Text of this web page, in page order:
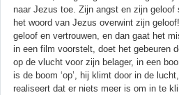
naar Jezus toe. Zijn angst en zijn geloof
het woord van Jezus overwint zijn
geloof en vertrouwen, en dan gaat het
in een film voorstelt, doet het gebeuren
op de vlucht voor zijn belager, in een
is de boom ‘op’, hij klimt door in de
realiseert dat er niets meer is om in te